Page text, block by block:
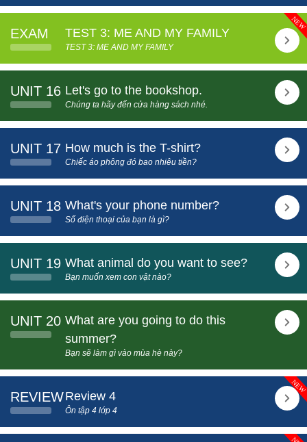
EXAM TEST 3: ME AND MY FAMILY
TEST 3: ME AND MY FAMILY
UNIT 16 Let's go to the bookshop.
Chúng ta hãy đến cửa hàng sách nhé.
UNIT 17 How much is the T-shirt?
Chiếc áo phông đó bao nhiêu tiền?
UNIT 18 What's your phone number?
Số điện thoại của bạn là gì?
UNIT 19 What animal do you want to see?
Bạn muốn xem con vật nào?
UNIT 20 What are you going to do this
summer?
Bạn sẽ làm gì vào mùa hè này?
REVIEWReview 4
Ôn tập 4 lớp 4